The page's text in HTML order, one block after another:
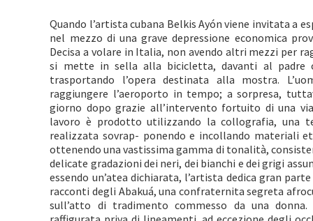
Quando l’artista cubana Belkis Ayón viene invitata a
nel mezzo di una grave depressione economica
Decisa a volare in Italia, non avendo altri mezzi per
si mette in sella alla bicicletta, davanti al padre
trasportando l’opera destinata alla mostra.
raggiungere l’aeroporto in tempo; a sorpresa,
giorno dopo grazie all’intervento fortuito di una
lavoro è prodotto utilizzando la collografia, una
realizzata sovrap- ponendo e incollando materiali
ottenendo una vastissima gamma di tonalità,
delicate gradazioni dei neri, dei bianchi e dei grigi
essendo un’atea dichiarata, l’artista dedica gran
racconti degli Abakuá, una confraternita segreta
sull’atto di tradimento commesso da una